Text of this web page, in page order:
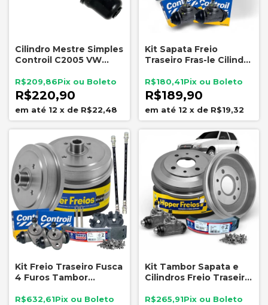
Cilindro Mestre Simples
Controil C2005 VW
TL 19,05mm
R$220,90
R$209,86
12 x de R$22,48
Kit Sapata Freio
Traseiro Fras-le Cilindro
C3410
R$189,90
R$180,41
12 x de R$19,32
Kit Freio Traseiro Fusca
4 Furos Tambor
R$632,61
Kit Tambor Sapata e
Cilindros Freio Traseiro
R$265,91